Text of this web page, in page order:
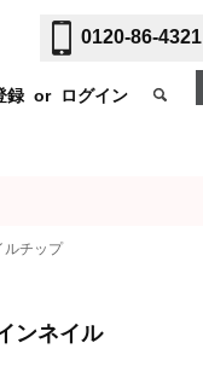
0120-86-4321
録 or ログイン
ルチップ
ンネイル